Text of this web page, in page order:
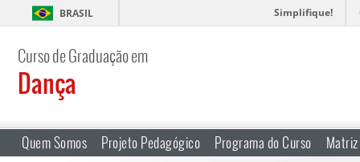
BRASIL Simplifique!
Curso de Graduação em
Dança
Quem Somos Projeto Pedagógico Programa do Curso